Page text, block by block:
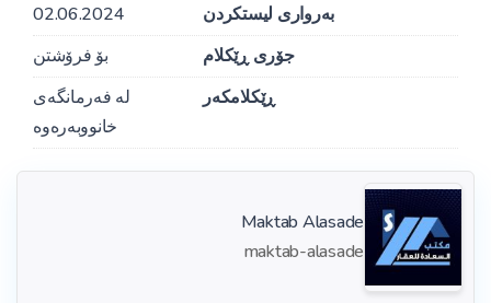
بەرواری لیستکردن
02.06.2024
جۆری ڕێکلام
بۆ فرۆشتن
ڕێکلامکەر
لە فەرمانگەی
خانووبەرەوە
Maktab Alasade
maktab-alasade